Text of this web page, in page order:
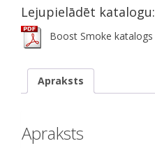
Lejupielādēt katalogu:
Boost Smoke katalogs
Apraksts
Apraksts